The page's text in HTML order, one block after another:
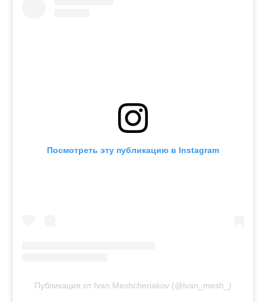
Посмотреть эту публикацию в Instagram
Публикация от Ivan Meshcheriakov (@ivan_mesh_)